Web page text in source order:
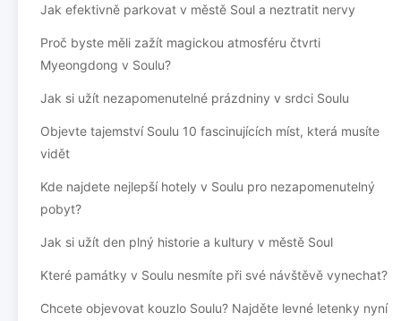
Jak efektivně parkovat v městě Soul a neztratit nervy
Proč byste měli zažít magickou atmosféru čtvrti
Myeongdong v Soulu?
Jak si užít nezapomenutelné prázdniny v srdci Soulu
Objevte tajemství Soulu 10 fascinujících míst, která musíte
vidět
Kde najdete nejlepší hotely v Soulu pro nezapomenutelný
pobyt?
Jak si užít den plný historie a kultury v městě Soul
Které památky v Soulu nesmíte při své návštěvě vynechat?
Chcete objevovat kouzlo Soulu? Najděte levné letenky nyní